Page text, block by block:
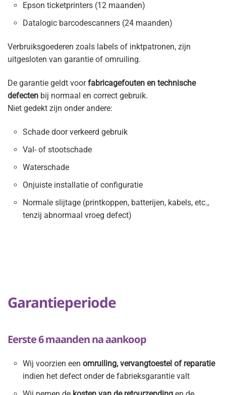
Epson ticketprinters (12 maanden)
Datalogic barcodescanners (24 maanden)
Verbruiksgoederen zoals labels of inktpatronen, zijn
uitgesloten van garantie of omruiling.
De garantie geldt voorfabricagefouten en technische
defecten bij normaal en correct gebruik.
Niet gedekt zijn onder andere:
Schade door verkeerd gebruik
Val- of stootschade
Waterschade
Onjuiste installatie of configuratie
Normale slijtage (printkoppen, batterijen, kabels, etc.,
tenzij abnormaal vroeg defect)
Garantieperiode
Eerste 6 maanden na aankoop
Wij voorzien een omruiling, vervangtoestel of reparatie
indien het defect onder de fabrieksgarantie valt